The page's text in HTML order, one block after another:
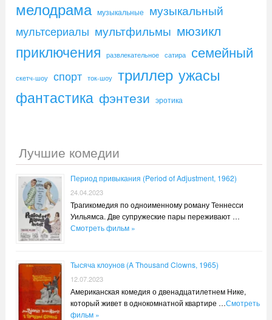
мелодрама музыкальные музыкальный
мультсериалы мультфильмы мюзикл
приключения развлекательное сатира семейный
скетч-шоу спорт ток-шоу триллер ужасы
фантастика фэнтези эротика
Лучшие комедии
Период привыкания (Period of Adjustment, 1962)
24.04.2023
Трагикомедия по одноименному роману Теннесси
Уильямса. Две супружеские пары переживают …
Смотреть фильм »
Тысяча клоунов (A Thousand Clowns, 1965)
12.07.2023
Американская комедия о двенадцатилетнем Нике,
который живет в однокомнатной квартире …Смотреть
фильм »